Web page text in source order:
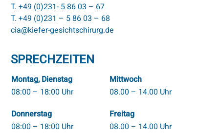
T. +49 (0)231- 5 86 03 – 67
T. +49 (0)231 – 5 86 03 – 68
cia@kiefer-gesichtschirurg.de
SPRECHZEITEN
Montag, Dienstag
08:00 – 18:00 Uhr
Mittwoch
08.00 – 14.00 Uhr
Donnerstag
08:00 – 18:00 Uhr
Freitag
08.00 – 14.00 Uhr